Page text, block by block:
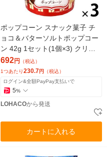
ポップコーン スナック菓子 チ
ョコ＆バターソルトポップコー
ン 42g 1セット(1個×3) クリー
ト
692円
（税込）
1つあたり230.7 円 （税込）
ログイン&全額PayPay支払いで
5%
LOHACOから発送
カートに入れる